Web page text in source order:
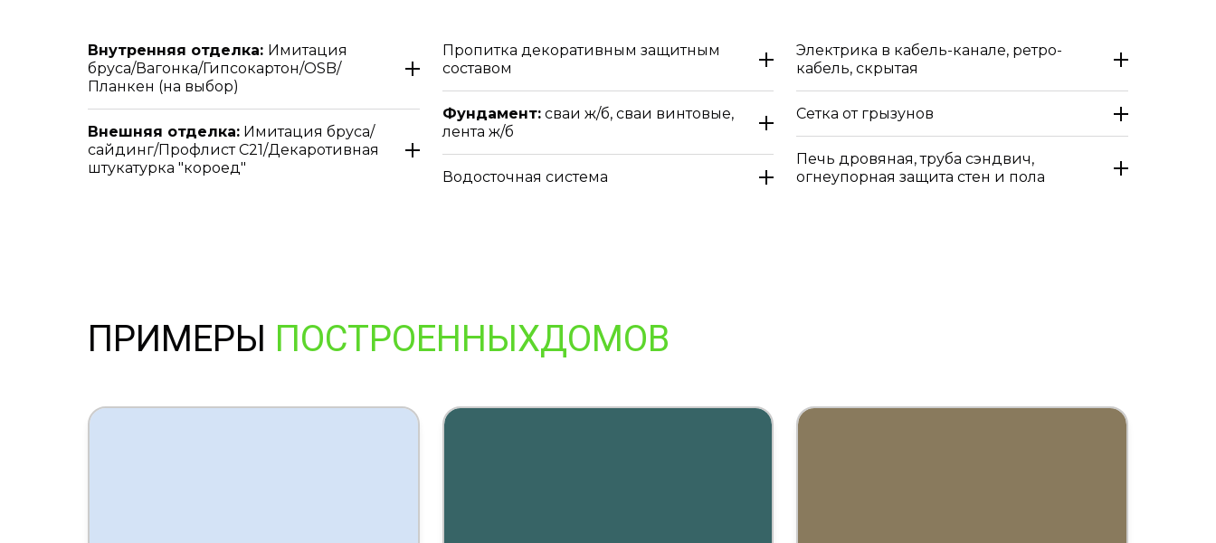
Внутренняя отделка: Имитация
бруса/Вагонка/Гипсокартон/OSB/
Планкен (на выбор)
Внешняя отделка: Имитация бруса/
сайдинг/Профлист С21/Декаротивная
штукатурка "короед"
Пропитка декоративным защитным
составом
Фундамент:сваи ж/б, сваи винтовые,
лента ж/б
Водосточная система
Электрика в кабель-канале, ретро-
кабель, скрытая
Сетка от грызунов
Печь дровяная, труба сэндвич,
огнеупорная защита стен и пола
ПРИМЕРЫ ПОСТРОЕННЫХДОМОВ